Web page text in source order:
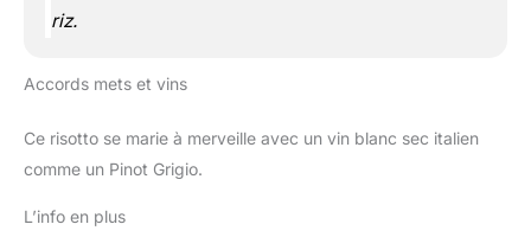
riz.
Accords mets et vins
Ce risotto se marie à merveille avec un vin blanc sec italien
comme un Pinot Grigio.
L’info en plus